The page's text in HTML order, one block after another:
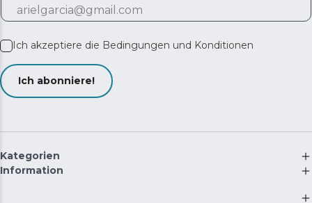
Ich akzeptiere die Bedingungen und Konditionen
Ich abonniere!
Kategorien
Information